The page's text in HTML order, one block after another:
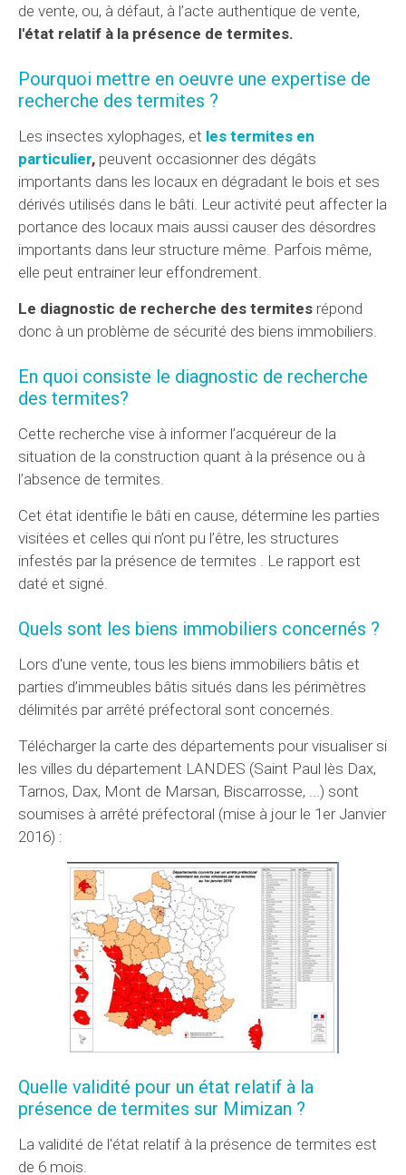
de vente, ou, à défaut, à l’acte authentique de vente,
l'état relatif à la présence de termites.
Pourquoi mettre en oeuvre une expertise de
recherche des termites ?
Les insectes xylophages, et les termites en
particulier, peuvent occasionner des dégâts
importants dans les locaux en dégradant le bois et ses
dérivés utilisés dans le bâti. Leur activité peut affecter la
portance des locaux mais aussi causer des désordres
importants dans leur structure même. Parfois même,
elle peut entrainer leur effondrement.
Le diagnostic de recherche des termites répond
donc à un problème de sécurité des biens immobiliers.
En quoi consiste le diagnostic de recherche
des termites?
Cette recherche vise à informer l’acquéreur de la
situation de la construction quant à la présence ou à
l’absence de termites.
Cet état identifie le bâti en cause, détermine les parties
visitées et celles qui n’ont pu l’être, les structures
infestés par la présence de termites . Le rapport est
daté et signé.
Quels sont les biens immobiliers concernés ?
Lors d'une vente, tous les biens immobiliers bâtis et
parties d’immeubles bâtis situés dans les périmètres
délimités par arrêté préfectoral sont concernés.
Télécharger la carte des départements pour visualiser si
les villes du département LANDES (Saint Paul lès Dax,
Tarnos, Dax, Mont de Marsan, Biscarrosse, ...) sont
soumises à arrêté préfectoral (mise à jour le 1er Janvier
2016) :
Quelle validité pour un état relatif à la
présence de termites sur Mimizan ?
La validité de l'état relatif à la présence de termites est
de 6 mois.